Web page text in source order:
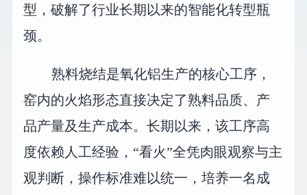
型，破解了行业长期以来的智能化转型瓶
颈。
熟料烧结是氧化铝生产的核心工序，
窑内的火焰形态直接决定了熟料品质、产
品产量及生产成本。长期以来，该工序高
度依赖人工经验，“看火”全凭肉眼观察与主
观判断，操作标准难以统一，培养一名成